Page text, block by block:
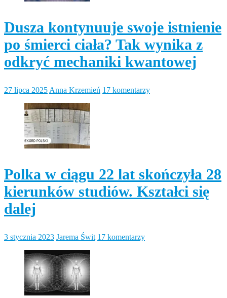
Dusza kontynuuje swoje istnienie
po śmierci ciała? Tak wynika z
odkryć mechaniki kwantowej
27 lipca 2025 Anna Krzemień 17 komentarzy
Polka w ciągu 22 lat skończyła 28
kierunków studiów. Kształci się
dalej
3 stycznia 2023 Jarema Świt 17 komentarzy